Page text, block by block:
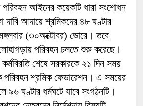
আইনের কয়েকটি ধারা সংশোধন
আদায়ে শ্রমিকদের ৪৮ ঘণ্টার
(৩০অক্টোবর) ভোরে। তবে
পরিবহন চলতে শুরু করেছে।
শেষে সরকারকে ২১ দিন সময়
পরিবহন শ্রমিক ফেডারেশন। এ সময়ের
৯৬ ঘণ্টার ধর্মঘটে যাবে সংগঠনটি।